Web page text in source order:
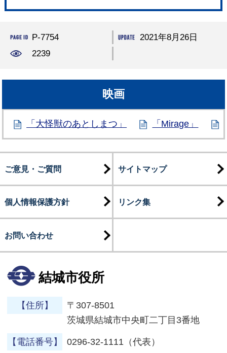
P-7754
2021年8月26日
2239
映画
「大怪獣のあとしまつ」 「Mirage」
ご意見・ご質問 サイトマップ
個人情報保護方針 リンク集
お問い合わせ
結城市役所
【住所】
〒307-8501
茨城県結城市中央町二丁目3番地
【電話番号】 0296-32-1111（代表）